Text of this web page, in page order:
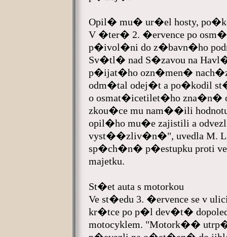
Opil� mu� ur�el hosty,
V �ter� 2. �ervence po
p�ivol�ni do z�bavn�ho
Sv�tl� nad S�zavou na
p�ijat�ho ozn�men�
odm�tal odej�t a po�kodil
o osmat�icetilet�ho
zkou�ce mu nam��ili
opil�ho mu�e zajistili a
vyst��zliv�n�", uvedla M.
sp�ch�n� p�estupku proti
majetku.
St�et auta s motorkou
Ve st�edu 3. �ervence se v
kr�tce po p�l dev�t�
motocyklem. "Motork��